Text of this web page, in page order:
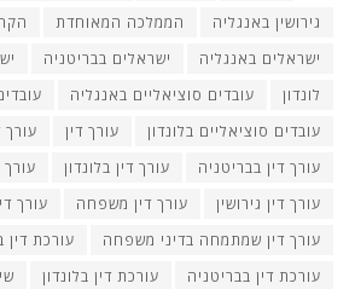
גירושין באנגליה
הממלכה המאוחדת
ישראלים באנגליה
ישראלים בבריטניה
לונדון
עובדים סוציאליים באנגליה
עובדים סוציאליים בלונדון
עורך דין
עורך
עורך דין בבריטניה
עורך דין בלונדון
עורך
עורך דין גירושין
עורך דין משפחה
עורך
עורך דין שמתמחה בדיני משפחה
עורכת דין
עורכת דין בבריטניה
עורכת דין בלונדון